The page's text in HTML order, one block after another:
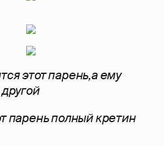
этот парень,а ему
парень полный кретин